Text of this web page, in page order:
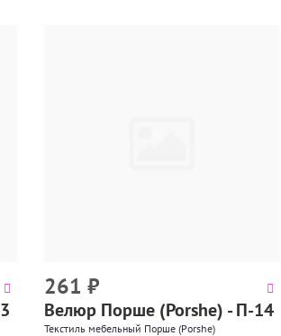
261 ₽
Велюр Порше (Porshe) - П-14
Текстиль мебельный Порше (Porshe)